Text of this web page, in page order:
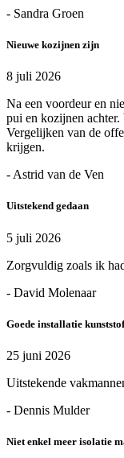
- Sandra Groen
Nieuwe kozijnen zijn
8 juli 2026
Na een voordeur en
pui en kozijnen achter.
Vergelijken van de
krijgen.
- Astrid van de Ven
Uitstekend gedaan
5 juli 2026
Zorgvuldig zoals ik
- David Molenaar
Goede installatie
25 juni 2026
Uitstekende
- Dennis Mulder
Niet enkel meer isolatie